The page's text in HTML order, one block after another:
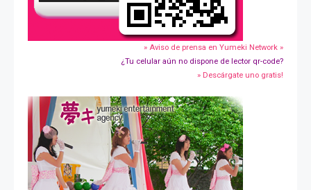
» Aviso de prensa en Yumeki Network »
¿Tu celular aún no dispone de lector qr-code?
» Descárgate uno gratis!